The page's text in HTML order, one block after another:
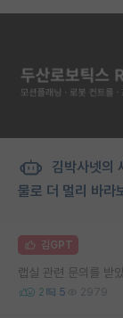
김박사넷의
물로 더 멀리 바라
김GPT
랩실 관련 문의를 받
2 5 2979